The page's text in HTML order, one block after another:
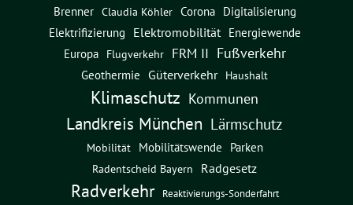
Brenner Claudia Köhler Corona
Digitalisierung
Elektrifizierung
Elektromobilität Energiewende
Europa Flugverkehr FRM II Fußverkehr
Geothermie Güterverkehr Haushalt
Klimaschutz Kommunen
Landkreis München Lärmschutz
Mobilität Mobilitätswende Parken
Radentscheid Bayern Radgesetz
Radverkehr Reaktivierungs-Sonderfahrt